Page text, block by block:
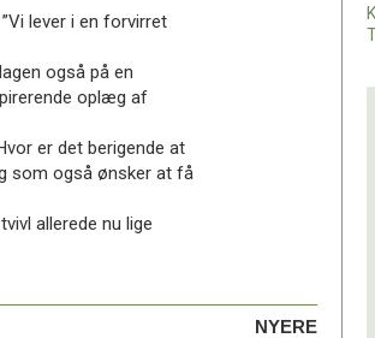
lever i en forvirret
også på en
oplæg af
er det berigende at
som også ønsker at få
allerede nu lige
NYERE